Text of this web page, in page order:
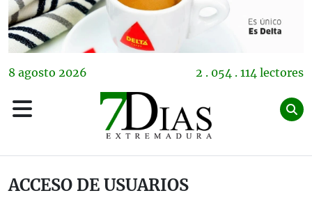
8 agosto 2026 2 . 054 . 114 lectores
ACCESO DE USUARIOS